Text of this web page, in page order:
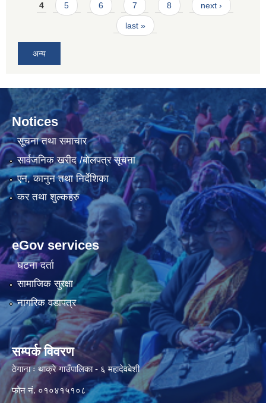
4 5 6 7 8 next ›
last »
अन्य
Notices
सूचना तथा समाचार
सार्वजनिक खरीद /बोलपत्र सूचना
एन, कानुन तथा निर्देशिका
कर तथा शुल्कहरु
eGov services
घटना दर्ता
सामाजिक सुरक्षा
नागरिक वडापत्र
सम्पर्क विवरण
ठेगाना ः थाक्रे गाउँपालिका - ६ महादेवबेशी
फोन नं. ०१०४१५१०८